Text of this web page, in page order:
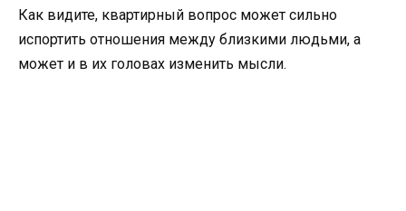
Как видите, квартирный вопрос может сильно
испортить отношения между близкими людьми, а
может и в их головах изменить мысли.